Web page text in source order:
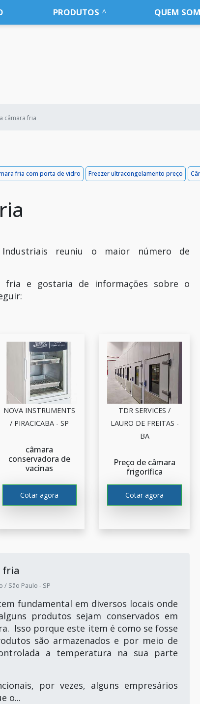
PRODUTOS QUEM
câmara fria
fria com porta de vidro Freezer ultracongelamento preço
Industriais reuniu o maior número de
fria e gostaria de informações sobre o
NOVA INSTRUMENTS
/ PIRACICABA - SP
câmara
conservadora de
vacinas
Cotar agora
TDR SERVICES /
LAURO DE FREITAS -
BA
Preço de câmara
frigorífica
Cotar agora
fria
/ São Paulo - SP
fundamental em diversos locais onde
produtos sejam conservados em
Isso porque este item é como se fosse
são armazenados e por meio de
a temperatura na sua parte
por vezes, alguns empresários
o...